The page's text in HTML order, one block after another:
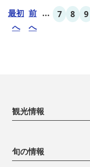
最初
へ
前
へ
... 7 8 9
観光情報
旬の情報